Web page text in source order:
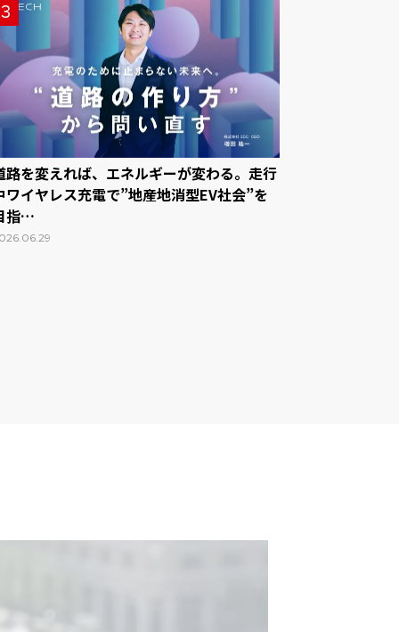
3
路を変えれば、エネルギーが変わる。走行
ワイヤレス充電で”地産地消型EV社会”を
指…